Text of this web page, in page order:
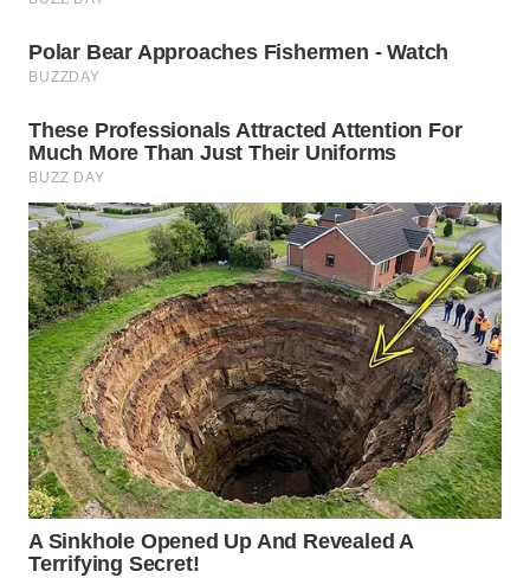
PRIANGAN
TIMUR
WN
SEMARANG
WN
SOLO
WN
BOROBUDUR
WN
MADURA
WN
SURABAYA
WN